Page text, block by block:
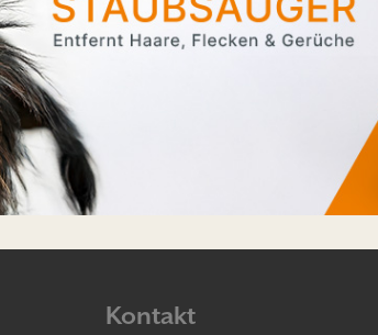
Kontakt